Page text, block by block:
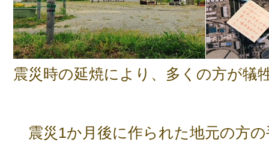
震災時の延焼により、多くの方が犠
震災1か月後に作られた地元の方